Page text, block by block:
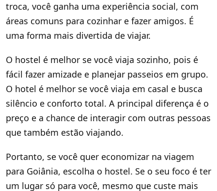
troca, você ganha uma experiência social, com
áreas comuns para cozinhar e fazer amigos. É
uma forma mais divertida de viajar.
O hostel é melhor se você viaja sozinho, pois é
fácil fazer amizade e planejar passeios em grupo.
O hotel é melhor se você viaja em casal e busca
silêncio e conforto total. A principal diferença é o
preço e a chance de interagir com outras pessoas
que também estão viajando.
Portanto, se você quer economizar na viagem
para Goiânia, escolha o hostel. Se o seu foco é ter
um lugar só para você, mesmo que custe mais